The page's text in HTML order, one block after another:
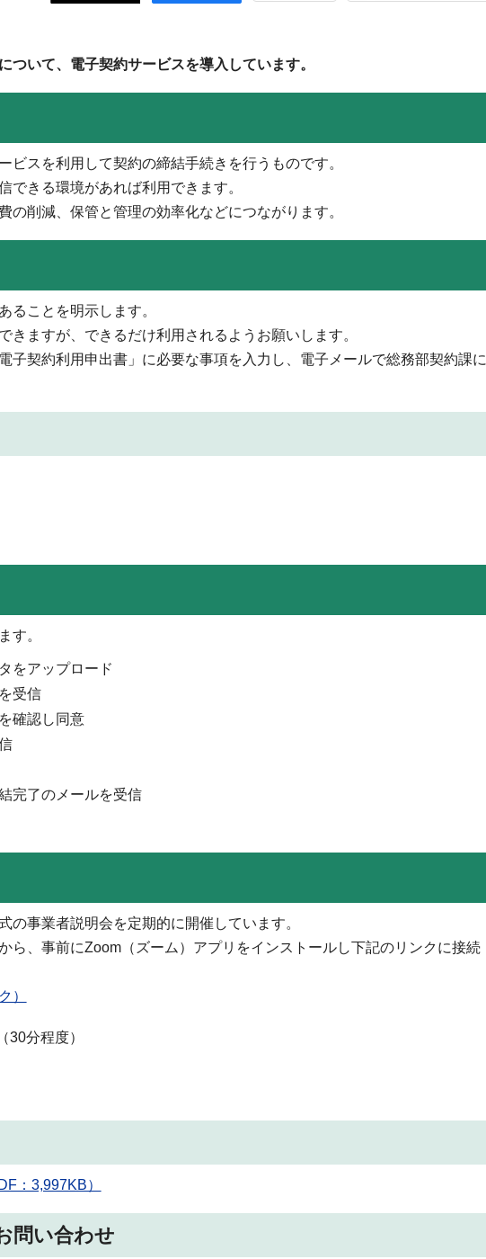
いて、電子契約サービスを導入しています。
ビスを利用して契約の締結手続きを行うものです。
できる環境があれば利用できます。
の削減、保管と管理の効率化などにつながります。
ることを明示します。
ますが、できるだけ利用されるようお願いします。
子契約利用申出書」に必要な事項を入力し、電子メールで総務部契約課に
す。
をアップロード
受信
確認し同意
完了のメールを受信
事業者説明会を定期的に開催しています。
ら、事前にZoom（ズーム）アプリをインストールし下記のリンクに接続
）
30分程度）
：3,997KB）
問い合わせ